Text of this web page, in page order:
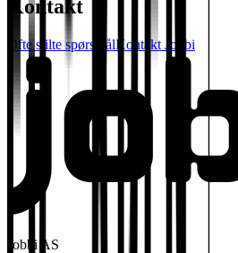
Kontakt
Ofte stilte spørsmålKontakt Jobbi
Jobbi AS